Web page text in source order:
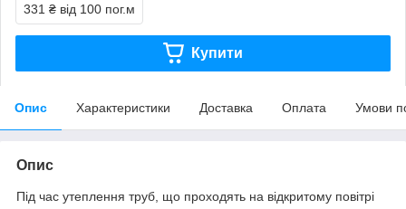
331 ₴ від 100 пог.м
Купити
Опис Характеристики Доставка Оплата Умови
Опис
Під час утеплення труб, що проходять на відкритому повітрі